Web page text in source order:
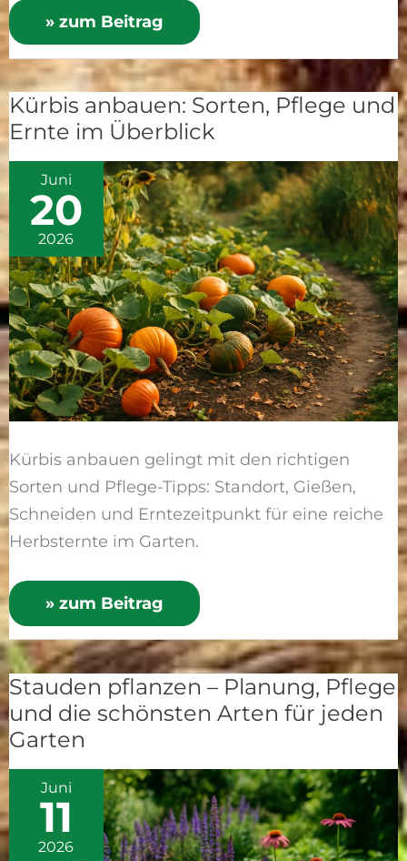
» zum Beitrag
Kürbis anbauen: Sorten, Pflege und
Ernte im Überblick
Juni
20
2026
Kürbis anbauen gelingt mit den richtigen
Sorten und Pflege-Tipps: Standort, Gießen,
Schneiden und Erntezeitpunkt für eine reiche
Herbsternte im Garten.
Kürbis
anbauen:
Sorten,
Pflege
und
Ernte
im
Überblick
» zum Beitrag
Stauden pflanzen – Planung, Pflege
und die schönsten Arten für jeden
Garten
Juni
11
2026
Stauden
pflanzen
–
Planung,
Pflege
die